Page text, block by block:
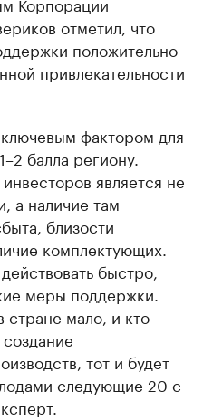
отметил, что
положительно
привлекательности
фактором для
балла региону.
является не
а наличие там
близости
комплектующих.
быстро,
меры поддержки.
стране мало, и кто
тот и будет
следующие 20 с